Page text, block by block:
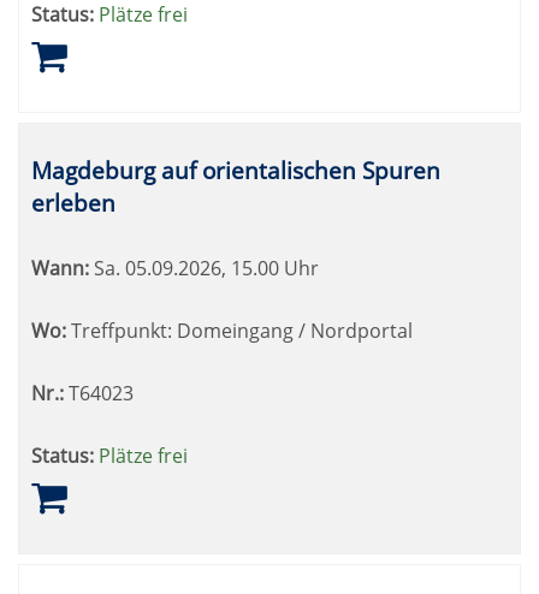
Status: Plätze frei
Magdeburg auf orientalischen Spuren
erleben
Wann: Sa. 05.09.2026, 15.00 Uhr
Wo:Treffpunkt: Domeingang / Nordportal
Nr.:T64023
Status: Plätze frei